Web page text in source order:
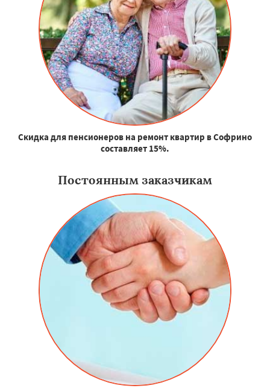
Скидка для пенсионеров на ремонт квартир в Софрино
составляет 15%.
Постоянным заказчикам